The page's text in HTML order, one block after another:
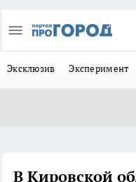
Эксклюзив Эксперимент
В Кировской